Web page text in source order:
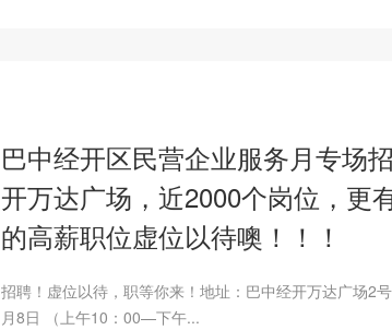
巴中经开区民营企业服务月专场
开万达广场，近2000个岗位，更
的高薪职位虚位以待噢！！！
招聘！虚位以待，职等你来！地址：巴中经开万达广场2
月8日 （上午10：00—下午...